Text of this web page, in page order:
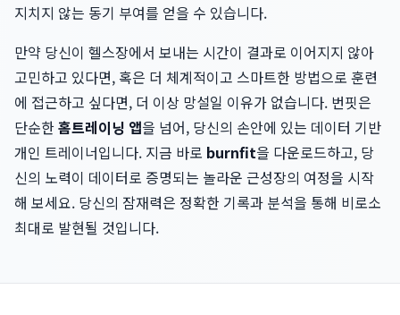
지치지 않는 동기 부여를 얻을 수 있습니다.
만약 당신이 헬스장에서 보내는 시간이 결과로 이어지지 않아
고민하고 있다면, 혹은 더 체계적이고 스마트한 방법으로 훈련
에 접근하고 싶다면, 더 이상 망설일 이유가 없습니다. 번핏은
단순한홈트레이닝 앱을 넘어, 당신의 손안에 있는 데이터 기반
개인 트레이너입니다. 지금 바로 burnfit을 다운로드하고, 당
신의 노력이 데이터로 증명되는 놀라운 근성장의 여정을 시작
해 보세요. 당신의 잠재력은 정확한 기록과 분석을 통해 비로소
최대로 발현될 것입니다.